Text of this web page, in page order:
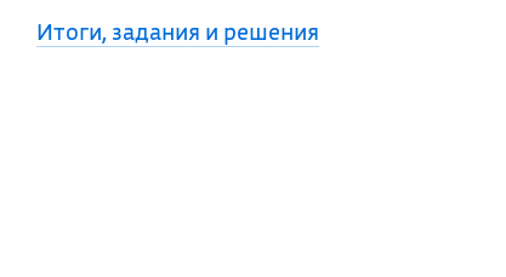
Итоги, задания и решения